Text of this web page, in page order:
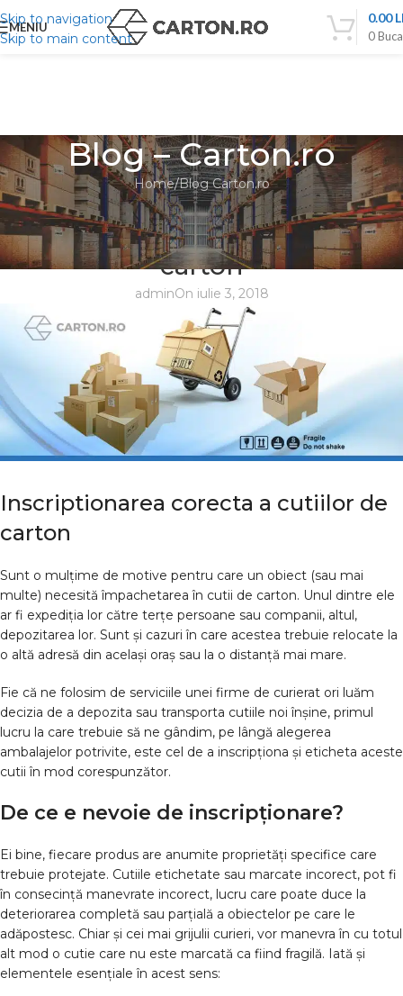
Skip to navigation
Skip to main content
MENIU
0
0.00
Blog – Carton.ro
Home Blog Carton.ro
BLOG CARTON.RO
Inscriptionarea cutiilor de
carton
adminOn iulie 3, 2018
Inscriptionarea corecta a cutiilor de
carton
Sunt o mulțime de motive pentru care un obiect (sau mai
multe) necesită împachetarea în cutii de carton. Unul dintre ele
ar fi expediția lor către terțe persoane sau companii, altul,
depozitarea lor. Sunt și cazuri în care acestea trebuie relocate la
o altă adresă din același oraș sau la o distanță mai mare.
Fie că ne folosim de serviciile unei firme de curierat ori luăm
decizia de a depozita sau transporta cutiile noi înșine, primul
lucru la care trebuie să ne gândim, pe lângă alegerea
ambalajelor potrivite, este cel de a inscripționa și eticheta aceste
cutii în mod corespunzător.
De ce e nevoie de inscripționare?
Ei bine, fiecare produs are anumite proprietăți specifice care
trebuie protejate. Cutiile etichetate sau marcate incorect, pot fi
în consecință manevrate incorect, lucru care poate duce la
deteriorarea completă sau parțială a obiectelor pe care le
adăpostesc. Chiar și cei mai grijulii curieri, vor manevra în cu totul
alt mod o cutie care nu este marcată ca fiind fragilă. Iată și
elementele esențiale în acest sens: